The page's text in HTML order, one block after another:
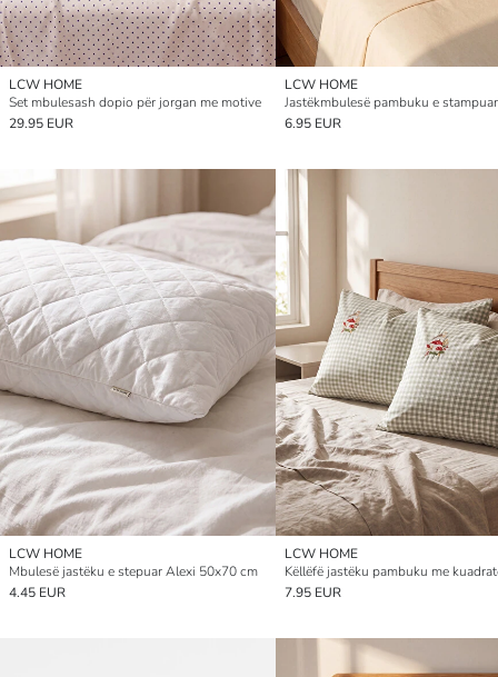
LCW HOME
Set mbulesash dopio për jorgan me motive
29.95 EUR
LCW HOME
6.95 EUR
LCW HOME
Mbulesë jastëku e stepuar Alexi 50x70 cm
4.45 EUR
LCW HOME
7.95 EUR